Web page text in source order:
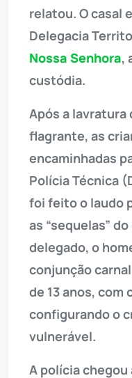
relatou. O casal
Delegacia
Nossa Senhora,
custódia.
Após a lavratura
flagrante, as
encaminhadas
Polícia Técnica
foi feito o laudo
as “sequelas”
delegado, o
conjunção
de 13 anos, com
configurando o
vulnerável.
A polícia chegou